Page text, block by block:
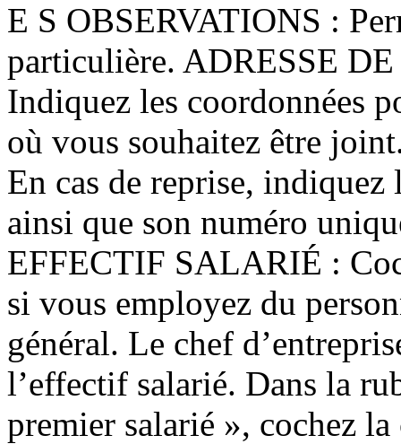
E S OBSERVATIONS :
particulière. ADRESSE
Indiquez les coordonnées
où vous souhaitez être
En cas de reprise, indiquez
ainsi que son numéro
EFFECTIF SALARIÉ :
si vous employez du
général. Le chef
l’effectif salarié. Dans la
premier salarié », cochez la